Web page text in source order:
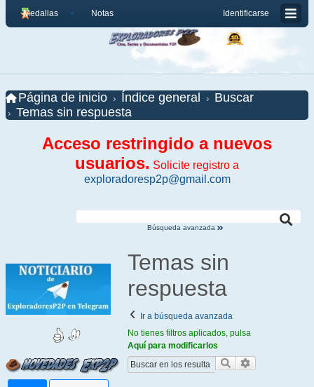
Identificarse
Medallas Notas
Página de inicio Índice general
Buscar
Temas sin respuesta
Acceso restringido a nuevos
usuarios. Solicite registro a
exploradoresp2p@gmail.com
Búsqueda avanzada
Temas sin
respuesta
Ir a búsqueda avanzada
No tienes filtros aplicados, pulsa
Aquí para modificarlos
Buscar